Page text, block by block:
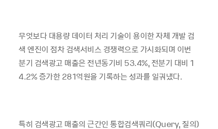
무엇보다 대용량 데이터 처리 기술이 용이한 자체 개발 검
색 엔진이 점차 검색서비스 경쟁력으로 가시화되며 이번
분기 검색광고 매출은 전년동기비 53.4%, 전분기 대비 1
4.2% 증가한 281억원을 기록하는 성과를 일궈냈다.
특히 검색광고 매출의 근간인 통합검색쿼리(Query, 질의)